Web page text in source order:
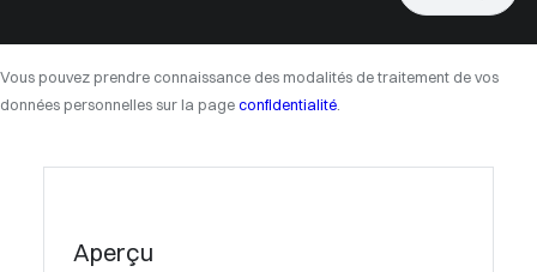
Vous pouvez prendre connaissance des modalités de traitement de vos
données personnelles sur la page confidentialité.
Aperçu